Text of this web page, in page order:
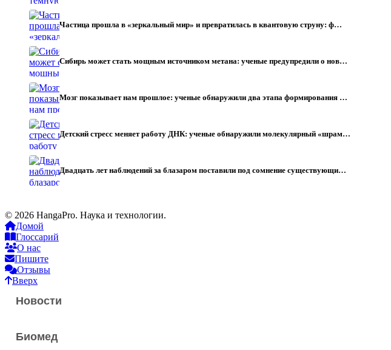
Частица прошла в «зеркальный мир» и превратилась в квантовую струну: ф…
Сибирь может стать мощным источником метана: ученые предупредили о нов…
Мозг показывает нам прошлое: ученые обнаружили два этапа формирования …
Детский стресс меняет работу ДНК: ученые обнаружили молекулярный «шрам…
Двадцать лет наблюдений за блазаром поставили под сомнение существующи…
© 2026 HangaPro. Наука и технологии.
Домой
Глоссарий
О нас
Пишите
Отзывы
Вверх
Новости
Биомед